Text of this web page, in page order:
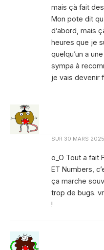
mais çà fait
Mon pote dit
d’abord, mais
heures que je
quelqu’un a
sympa à
je vais devenir
SUR 30 MARS 2025
o_O Tout a fait
ET Numbers,
ça marche
trop de bugs.
!